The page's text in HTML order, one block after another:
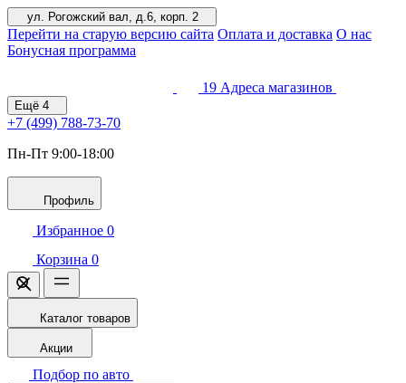
ул. Рогожский вал, д.6, корп. 2
Перейти на старую версию сайта Оплата и доставка О нас
Бонусная программа
19 Адреса магазинов
Ещё 4
+7 (499) 788-73-70
Пн-Пт 9:00-18:00
Профиль
Избранное 0
Корзина 0
Каталог товаров
Акции
Подбор по авто